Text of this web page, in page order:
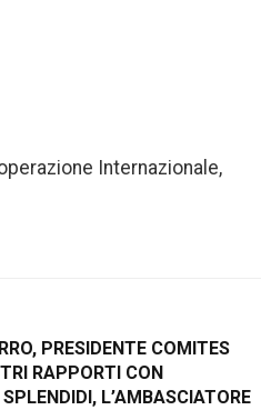
Internazionale,
PRESIDENTE COMITES
RAPPORTI CON
L’AMBASCIATORE